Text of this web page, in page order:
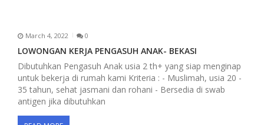
March 4, 2022 0
LOWONGAN KERJA PENGASUH ANAK- BEKASI
Dibutuhkan Pengasuh Anak usia 2 th+ yang siap menginap
untuk bekerja di rumah kami Kriteria : - Muslimah, usia 20 -
35 tahun, sehat jasmani dan rohani - Bersedia di swab
antigen jika dibutuhkan